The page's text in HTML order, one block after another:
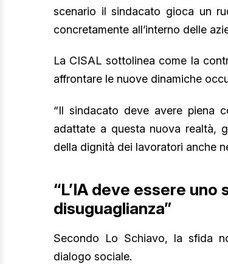
scenario il sindacato gioca un
concretamente all’interno delle
La CISAL sottolinea come la
affrontare le nuove dinamiche
“Il sindacato deve avere piena
adattate a questa nuova realtà,
della dignità dei lavoratori anche
“L’IA deve essere
disuguaglianza”
Secondo Lo Schiavo, la sfida
dialogo sociale.